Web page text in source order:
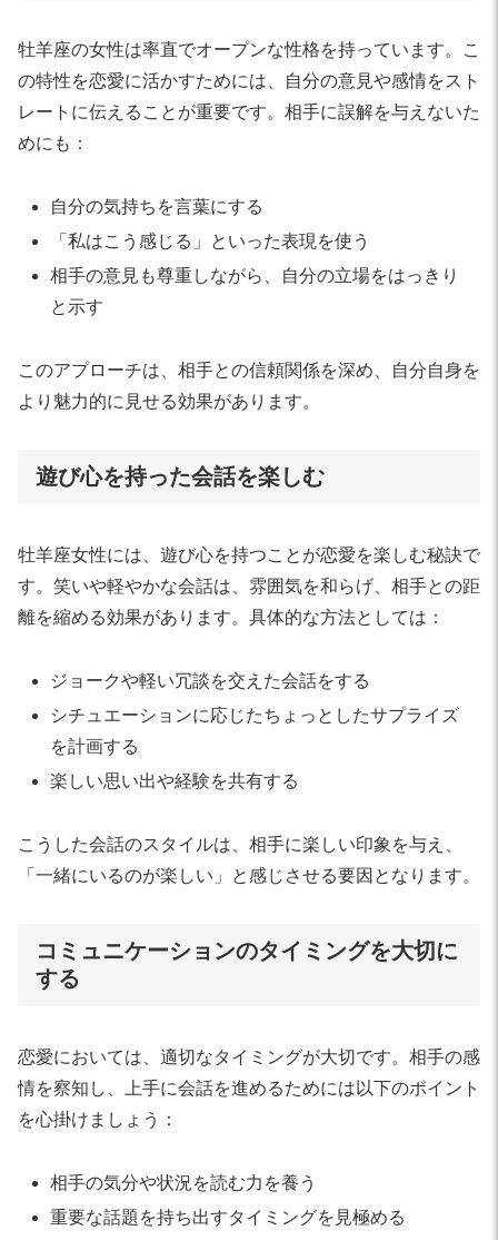
牡羊座の女性は率直でオープンな性格を持っています。こ
の特性を恋愛に活かすためには、自分の意見や感情をスト
レートに伝えることが重要です。相手に誤解を与えないた
めにも：
自分の気持ちを言葉にする
「私はこう感じる」といった表現を使う
相手の意見も尊重しながら、自分の立場をはっきり
と示す
このアプローチは、相手との信頼関係を深め、自分自身を
より魅力的に見せる効果があります。
遊び心を持った会話を楽しむ
牡羊座女性には、遊び心を持つことが恋愛を楽しむ秘訣で
す。笑いや軽やかな会話は、雰囲気を和らげ、相手との距
離を縮める効果があります。具体的な方法としては：
ジョークや軽い冗談を交えた会話をする
シチュエーションに応じたちょっとしたサプライズ
を計画する
楽しい思い出や経験を共有する
こうした会話のスタイルは、相手に楽しい印象を与え、
「一緒にいるのが楽しい」と感じさせる要因となります。
コミュニケーションのタイミングを大切に
する
恋愛においては、適切なタイミングが大切です。相手の感
情を察知し、上手に会話を進めるためには以下のポイント
を心掛けましょう：
相手の気分や状況を読む力を養う
重要な話題を持ち出すタイミングを見極める